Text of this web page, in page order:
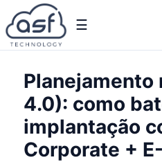
☰
Planejamento
4.0): como
implantação
Corporate +